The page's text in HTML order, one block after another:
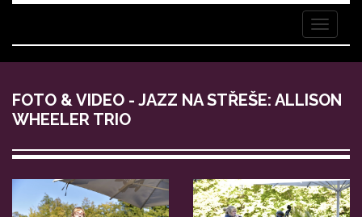
Menu
FOTO & VIDEO - JAZZ NA STŘEŠE: ALLISON
WHEELER TRIO